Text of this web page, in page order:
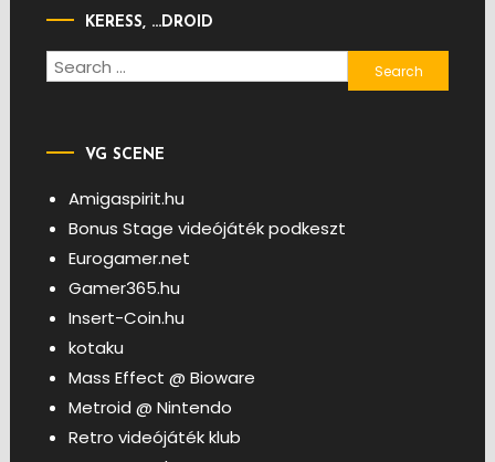
KERESS, …DROID
Search
for:
VG SCENE
Amigaspirit.hu
Bonus Stage videójáték podkeszt
Eurogamer.net
Gamer365.hu
Insert-Coin.hu
kotaku
Mass Effect @ Bioware
Metroid @ Nintendo
Retro videójáték klub